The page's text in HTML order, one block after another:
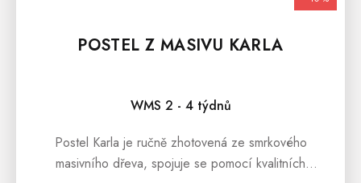
POSTEL Z MASIVU KARLA
WMS 2 - 4 týdnů
Postel Karla je ručně zhotovená ze smrkového
masivního dřeva, spojuje se pomocí kvalitních